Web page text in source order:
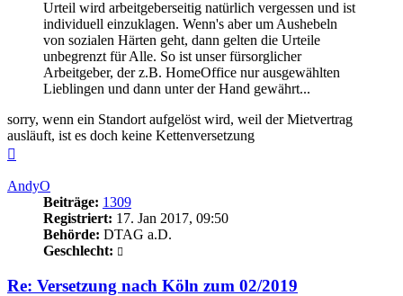
Urteil wird arbeitgeberseitig natürlich vergessen und ist
individuell einzuklagen. Wenn's aber um Aushebeln
von sozialen Härten geht, dann gelten die Urteile
unbegrenzt für Alle. So ist unser fürsorglicher
Arbeitgeber, der z.B. HomeOffice nur ausgewählten
Lieblingen und dann unter der Hand gewährt...
sorry, wenn ein Standort aufgelöst wird, weil der Mietvertrag
ausläuft, ist es doch keine Kettenversetzung
AndyO
Beiträge: 1309
Registriert: 17. Jan 2017, 09:50
Behörde: DTAG a.D.
Geschlecht:
Re: Versetzung nach Köln zum 02/2019